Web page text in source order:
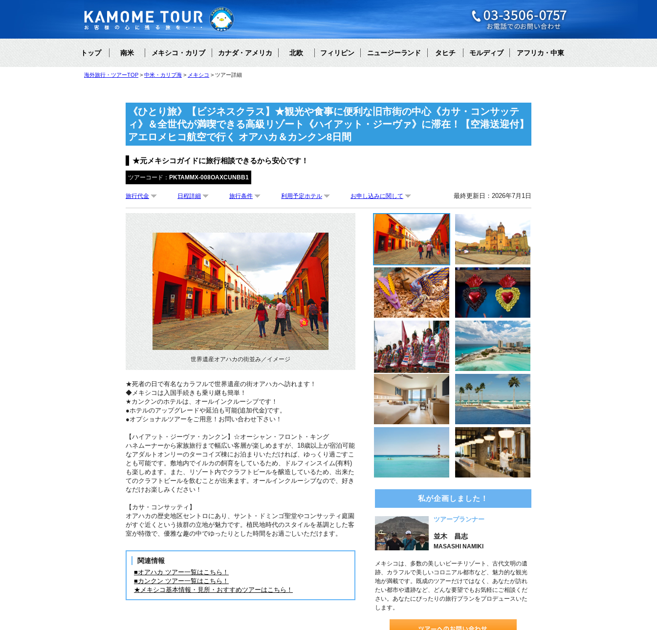
トップ 南米 メキシコ・カリブ カナダ・アメリカ 北欧 フィリピン ニュージーランド タヒチ モルディブ アフリカ・中東
海外旅行・ツアーTOP 中米・カリブ海 メキシコ ツアー詳細
《ひとり旅》【ビジネスクラス】★観光や食事に便利な旧市街の中心《カサ・コンサッテ
ィ》＆全世代が満喫できる高級リゾート《ハイアット・ジーヴァ》に滞在！【空港送迎付】
アエロメヒコ航空で行く オアハカ＆カンクン8日間
★元メキシコガイドに旅行相談できるから安心です！
ツアーコード： PKTAMMX-008OAXCUNBB1
旅行代金 日程詳細 旅行条件 利用予定ホテル お申し込みに関して 最終更新日：2026年7月1日
世界遺産オアハカの街並み／イメージ
★死者の日で有名なカラフルで世界遺産の街オアハカへ訪れます！
◆メキシコは入国手続きも乗り継も簡単！
★カンクンのホテルは、オールインクルーシブです！
●ホテルのアップグレードや延泊も可能(追加代金)です。
●オプショナルツアーをご用意！お問い合わせ下さい！
【ハイアット・ジーヴァ・カンクン】☆オーシャン・フロント・キング
ハネムーナーから家族旅行まで幅広い客層が楽しめますが、18歳以上が宿泊可能
なアダルトオンリーのターコイズ棟にお泊まりいただければ、ゆっくり過ごすこ
とも可能です。敷地内でイルカの飼育をしているため、ドルフィンスイム(有料)
も楽しめます。また、リゾート内でクラフトビールを醸造しているため、出来た
てのクラフトビールを飲むことが出来ます。オールインクルーシブなので、好き
なだけお楽しみください！
【カサ・コンサッティ】
オアハカの歴史地区セントロにあり、サント・ドミンゴ聖堂やコンサッティ庭園
がすぐ近くという抜群の立地が魅力です。植民地時代のスタイルを基調とした客
室が特徴で、優雅な趣の中でゆったりとした時間をお過ごしいただけます。
関連情報
■オアハカ ツアー一覧はこちら！
■カンクン ツアー一覧はこちら！
★メキシコ基本情報・見所・おすすめツアーはこちら！
私が企画しました！
ツアープランナー
並木 昌志
MASASHI NAMIKI
メキシコは、多数の美しいビーチリゾート、古代文明の遺
跡、カラフルで美しいコロニアル都市など、魅力的な観光
地が満載です。既成のツアーだけではなく、あなたが訪れ
たい都市や遺跡など、どんな要望でもお気軽にご相談くだ
さい。あなたにぴったりの旅行プランをプロデュースいた
します。